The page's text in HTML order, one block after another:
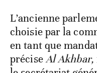
L’ancienne
choisie par la
en tant que
préciseAlAkhbar,